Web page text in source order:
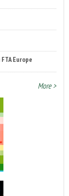
Europe
More >